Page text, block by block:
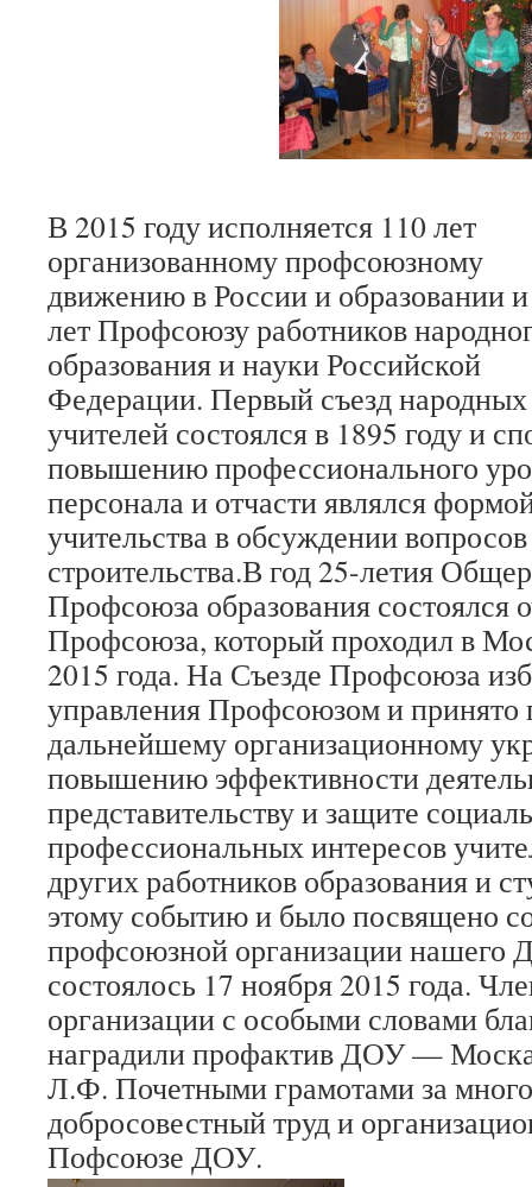
В 2015 году исполняется 110 лет
организованному профсоюзному
движению в России и образовании
лет Профсоюзу работников
образования и науки Российской
Федерации. Первый съезд народных
учителей состоялся в 1895 году и
повышению профессионального
персонала и отчасти являлся
учительства в обсуждении
строительства.В год 25-летия
Профсоюза образования состоялся
Профсоюза, который проходил в
2015 года. На Съезде Профсоюза
управления Профсоюзом и принято
дальнейшему организационному
повышению эффективности
представительству и защите
профессиональных интересов
других работников образования и
этому событию и было посвящено
профсоюзной организации нашего
состоялось 17 ноября 2015 года.
организации с особыми словами
наградили профактив ДОУ —
Л.Ф. Почетными грамотами за
добросовестный труд и
Пофсоюзе ДОУ.